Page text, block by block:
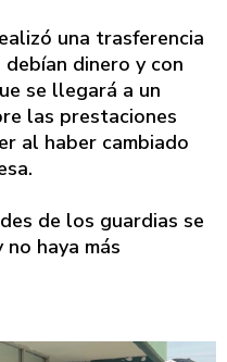
una trasferencia
dinero y con
se llegará a un
las prestaciones
al haber cambiado
de los guardias se
haya más